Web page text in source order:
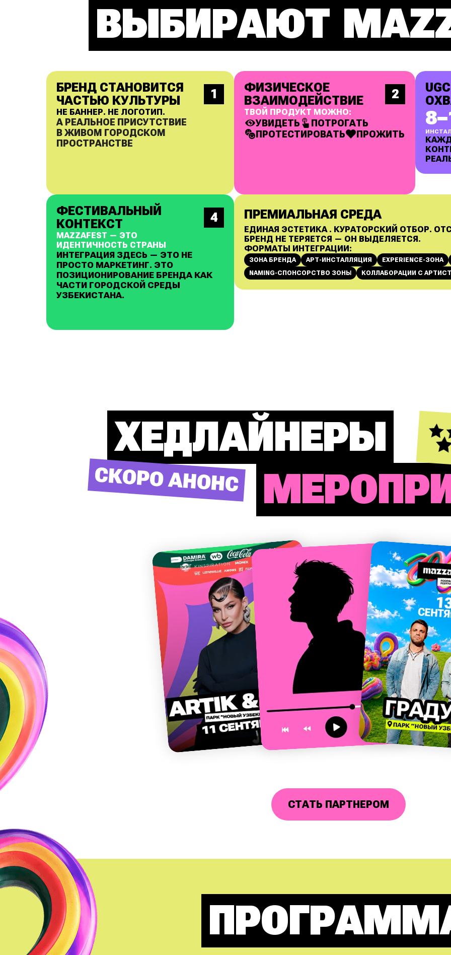
ВЫБИРАЮТ
БРЕНД СТАНОВИТСЯ
ЧАСТЬЮ КУЛЬТУРЫ
1
НЕ БАННЕР. НЕ ЛОГОТИП.
А РЕАЛЬНОЕ ПРИСУТСТВИЕ
В ЖИВОМ ГОРОДСКОМ
ПРОСТРАНСТВЕ
ФИЗИЧЕСКОЕ
ВЗАИМОДЕЙСТВИЕ
2
ТВОЙ ПРОДУКТ МОЖНО:
УВИДЕТЬ
ПОТРОГАТЬ
ПРОТЕСТИРОВАТЬ
ПРОЖИТЬ
ФЕСТИВАЛЬНЫЙ
КОНТЕКСТ
4
MAZZAFEST — ЭТО
ИДЕНТИЧНОСТЬ СТРАНЫ
ИНТЕГРАЦИЯ ЗДЕСЬ — ЭТО НЕ
ПРОСТО МАРКЕТИНГ. ЭТО
ПОЗИЦИОНИРОВАНИЕ БРЕНДА КАК
ЧАСТИ ГОРОДСКОЙ СРЕДЫ
УЗБЕКИСТАНА.
ПРЕМИАЛЬНАЯ СРЕДА
ЕДИНАЯ ЭСТЕТИКА . КУРАТОРСКИЙ ОТБОР.
БРЕНД НЕ ТЕРЯЕТСЯ — ОН ВЫДЕЛЯЕТСЯ.
ФОРМАТЫ ИНТЕГРАЦИИ:
ЗОНА БРЕНДА АРТ-ИНСТАЛЛЯЦИЯ
EXPERIENCE-ЗОНА
NAMING-СПОНСОРСТВО ЗОНЫ
КОЛЛАБОРАЦИИ С
ХЕДЛАЙНЕРЫ
СКОРО АНОНС
СТАТЬ ПАРТНЕРОМ